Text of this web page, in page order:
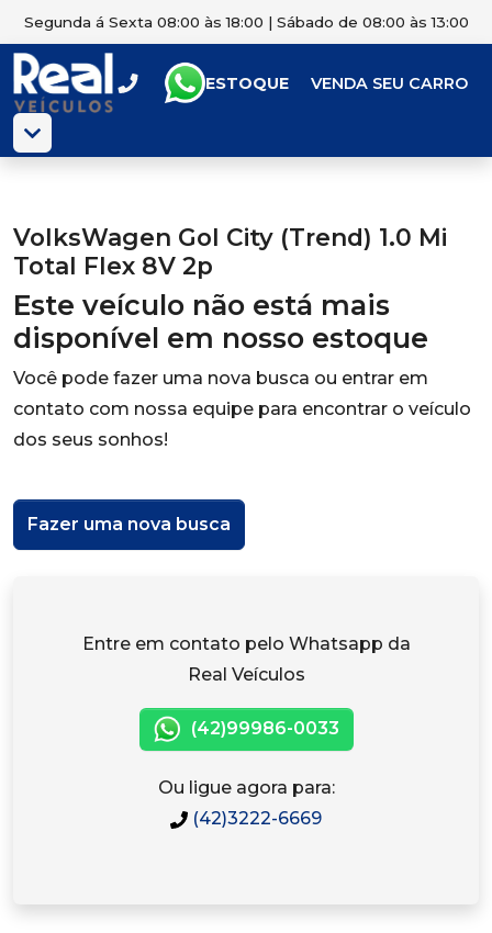
Segunda á Sexta 08:00 às 18:00 | Sábado de 08:00 às 13:00
ESTOQUE VENDA SEU CARRO
VolksWagen Gol City (Trend) 1.0 Mi
Total Flex 8V 2p
Este veículo não está mais
disponível em nosso estoque
Você pode fazer uma nova busca ou entrar em
contato com nossa equipe para encontrar o veículo
dos seus sonhos!
Fazer uma nova busca
Entre em contato pelo Whatsapp da
Real Veículos
(42)99986-0033
Ou ligue agora para:
(42)3222-6669